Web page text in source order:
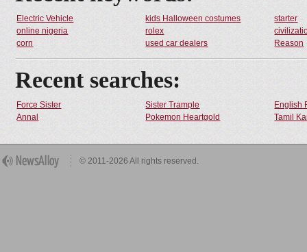
Electric Vehicle kids Halloween costumes
starter
online nigeria
rolex
corn
used car dealers Reason
Recent searches:
Force Sister Sister Trample
English
Annal
Pokemon Heartgold Tamil
© 2011-2026 All rights reserved.